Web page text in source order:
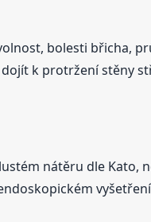
bolesti břicha,
k protržení stěny
nátěru dle Kato,